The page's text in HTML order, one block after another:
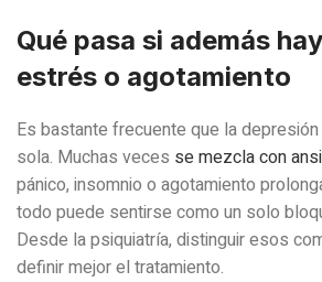
Qué pasa si además
estrés o agotamiento
Es bastante frecuente que la
sola. Muchas veces se mezcla con
pánico, insomnio o agotamiento
todo puede sentirse como un solo
Desde la psiquiatría, distinguir esos
definir mejor el tratamiento.